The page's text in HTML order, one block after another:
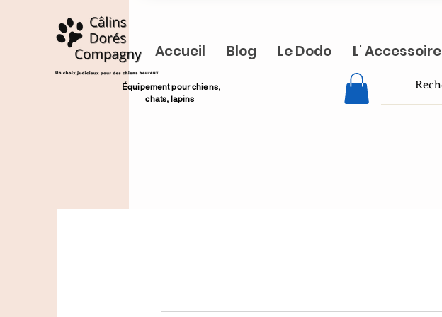
Accueil Blog Le Dodo L' Accessoire
​Équipement pour chiens,
chats, lapins